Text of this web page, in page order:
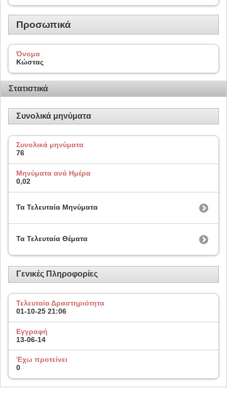
Προσωπικά
Όνομα
Κώστας
Στατιστικά
Συνολικά μηνύματα
Συνολικά μηνύματα
76
Μηνύματα ανά Ημέρα
0,02
Τα Τελευταία Μηνύματα
Τα Τελευταία Θέματα
Γενικές Πληροφορίες
Τελευταία Δραστηριότητα
01-10-25 21:06
Εγγραφή
13-06-14
Έχω προτείνει
0